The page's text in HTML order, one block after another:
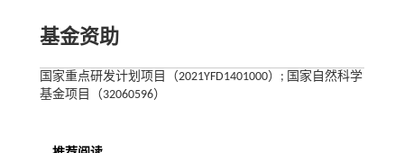
基金资助
国家重点研发计划项目（2021YFD1401000）; 国家自然科学
基金项目（32060596）